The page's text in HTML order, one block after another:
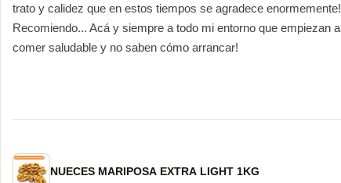
trato y calidez que en estos tiempos se agradece enormemente!
Recomiendo... Acá y siempre a todo mi entorno que empiezan a
comer saludable y no saben cómo arrancar!
NUECES MARIPOSA EXTRA LIGHT 1KG